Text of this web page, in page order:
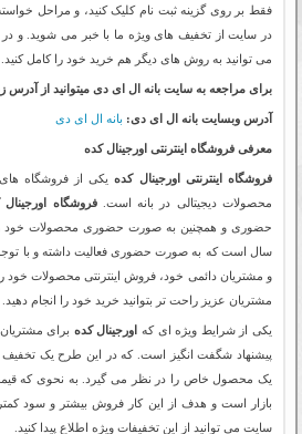
فقط بر روی گزینه ثبت نام کلیک کنید، و مراحل
در سایت از تخفیف های ویژه ما با خبر می شوید. و
می توانید به روش های دیگر هم خرید خود را کامل کنید.
برای مراجعه به سایت بانه ال ای دی میتوانید از آدرس
آدرس وبسایت بانه ال ای دی: بانه ال ای دی
معرفی فروشگاه اینترنتی اورجینال کده
فروشگاه اینترنتی اورجینال کدهیکی از فروشگاه
محصولات دیجیتالی در بانه است.فروشگاه اورجینال
سال است که به صورت حضوری فعالیت داشته و با
و مشتریان دائمی خود، فروش اینترنتی محصولات
مشتریان عزیز راحت تر بتوانید خرید خود را انجام دهید.
یکی از شرایط ویژه ای که اورجینال کده برای
پیشنهاد شگفت انگیز است. که در این طرح یک تخفیف
یک محصول خاص را در نظر می گیرد. به نحوی که
بازار است و هدف از این کار فروش بیشتر و سود
سایت می توانید از این تخفیفات ویژه اطلاع پیدا کنید.